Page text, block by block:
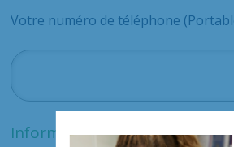
Votre numéro de téléphone
Informations complémentaires